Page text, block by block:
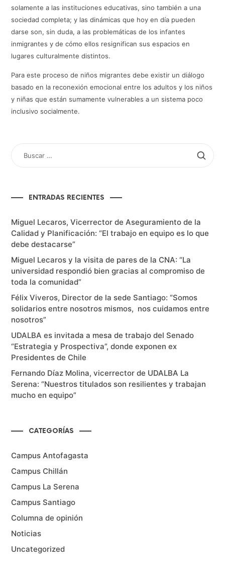
solamente a las instituciones educativas, sino también a una
sociedad completa; y las dinámicas que hoy en día pueden
darse son, sin duda, a las problemáticas de los infantes
inmigrantes y de cómo ellos resignifican sus espacios en
lugares culturalmente distintos.
Para este proceso de niños migrantes debe existir un diálogo
basado en la reconexión emocional entre los adultos y los niños
y niñas que están sumamente vulnerables a un sistema poco
inclusivo socialmente.
BUSCAR
POR:
ENTRADAS RECIENTES
Miguel Lecaros, Vicerrector de Aseguramiento de la
Calidad y Planificación: “El trabajo en equipo es lo que
debe destacarse”
Miguel Lecaros y la visita de pares de la CNA: “La
universidad respondió bien gracias al compromiso de
toda la comunidad”
Félix Viveros, Director de la sede Santiago: “Somos
solidarios entre nosotros mismos, nos cuidamos entre
nosotros”
UDALBA es invitada a mesa de trabajo del Senado
“Estrategia y Prospectiva”, donde exponen ex
Presidentes de Chile
Fernando Díaz Molina, vicerrector de UDALBA La
Serena: “Nuestros titulados son resilientes y trabajan
mucho en equipo”
CATEGORÍAS
Campus Antofagasta
Campus Chillán
Campus La Serena
Campus Santiago
Columna de opinión
Noticias
Uncategorized